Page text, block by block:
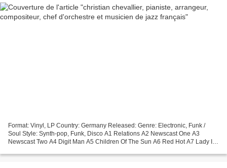
Format: Vinyl, LP Country: Germany Released: Genre: Electronic, Funk /
Soul Style: Synth-pop, Funk, Disco A1 Relations A2 Newscast One A3
Newscast Two A4 Digit Man A5 Children Of The Sun A6 Red Hot A7 Lady In